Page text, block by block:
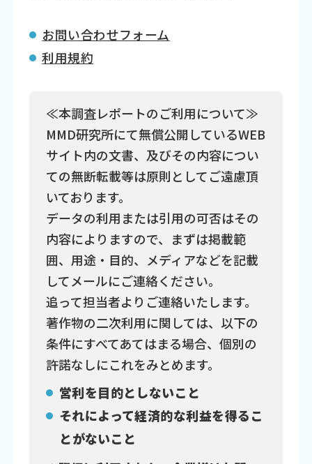
お問い合わせフォーム
利用規約
≪本調査レポートのご利用について≫
MMD研究所にて無償公開しているWEB
サイト内の文書、及びその内容につい
ての無断転載等は原則としてご遠慮頂
いております。
データの利用または引用の可否はその
内容によりますので、まずは掲載範
囲、用途・目的、メディアなどを記載
してメールにご連絡ください。
追って担当者よりご連絡いたします。
著作物の二次利用に関しては、以下の
条件にすべてあてはまる場合、個別の
許諾なしにこれをみとめます。
営利を目的としないこと
それによって経済的な利益を得るこ
とがないこと